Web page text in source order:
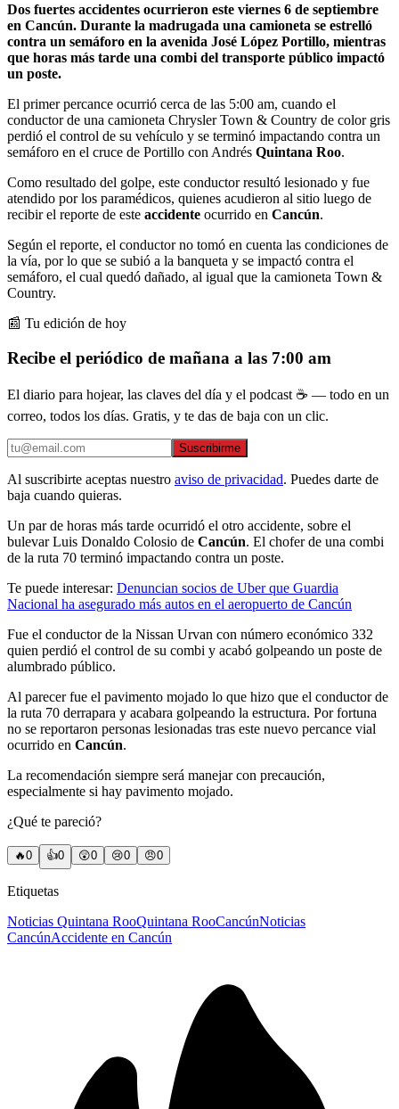
Dos fuertes accidentes ocurrieron este viernes 6 de septiembre
en Cancún. Durante la madrugada una camioneta se estrelló
contra un semáforo en la avenida José López Portillo, mientras
que horas más tarde una combi del transporte público impactó
un poste.
El primer percance ocurrió cerca de las 5:00 am, cuando el
conductor de una camioneta Chrysler Town & Country de color gris
perdió el control de su vehículo y se terminó impactando contra un
semáforo en el cruce de Portillo con Andrés Quintana Roo.
Como resultado del golpe, este conductor resultó lesionado y fue
atendido por los paramédicos, quienes acudieron al sitio luego de
recibir el reporte de este accidente ocurrido en Cancún.
Según el reporte, el conductor no tomó en cuenta las condiciones de
la vía, por lo que se subió a la banqueta y se impactó contra el
semáforo, el cual quedó dañado, al igual que la camioneta Town &
Country.
📰 Tu edición de hoy
Recibe el periódico de mañana a las 7:00 am
El diario para hojear, las claves del día y el podcast ☕ — todo en un
correo, todos los días. Gratis, y te das de baja con un clic.
Suscribirme
Al suscribirte aceptas nuestro aviso de privacidad. Puedes darte de
baja cuando quieras.
Un par de horas más tarde ocurridó el otro accidente, sobre el
bulevar Luis Donaldo Colosio de Cancún. El chofer de una combi
de la ruta 70 terminó impactando contra un poste.
Te puede interesar: Denuncian socios de Uber que Guardia
Nacional ha asegurado más autos en el aeropuerto de Cancún
Fue el conductor de la Nissan Urvan con número económico 332
quien perdió el control de su combi y acabó golpeando un poste de
alumbrado público.
Al parecer fue el pavimento mojado lo que hizo que el conductor de
la ruta 70 derrapara y acabara golpeando la estructura. Por fortuna
no se reportaron personas lesionadas tras este nuevo percance vial
ocurrido en Cancún.
La recomendación siempre será manejar con precaución,
especialmente si hay pavimento mojado.
¿Qué te pareció?
🔥0 👍0 😲0 😢0 😠0
Etiquetas
Noticias Quintana RooQuintana RooCancúnNoticias
CancúnAccidente en Cancún